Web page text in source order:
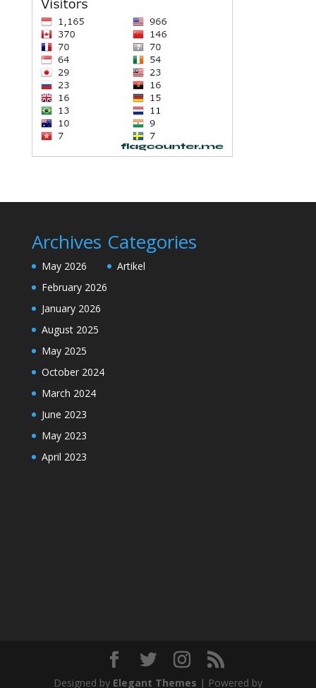
Archives
May 2026
February 2026
January 2026
August 2025
May 2025
October 2024
March 2024
June 2023
May 2023
April 2023
Categories
Artikel
Designed by Elegant Themes | Powered by